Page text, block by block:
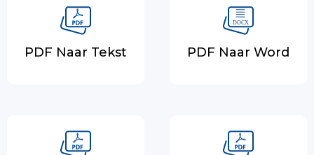
PDF Naar Tekst PDF Naar Word